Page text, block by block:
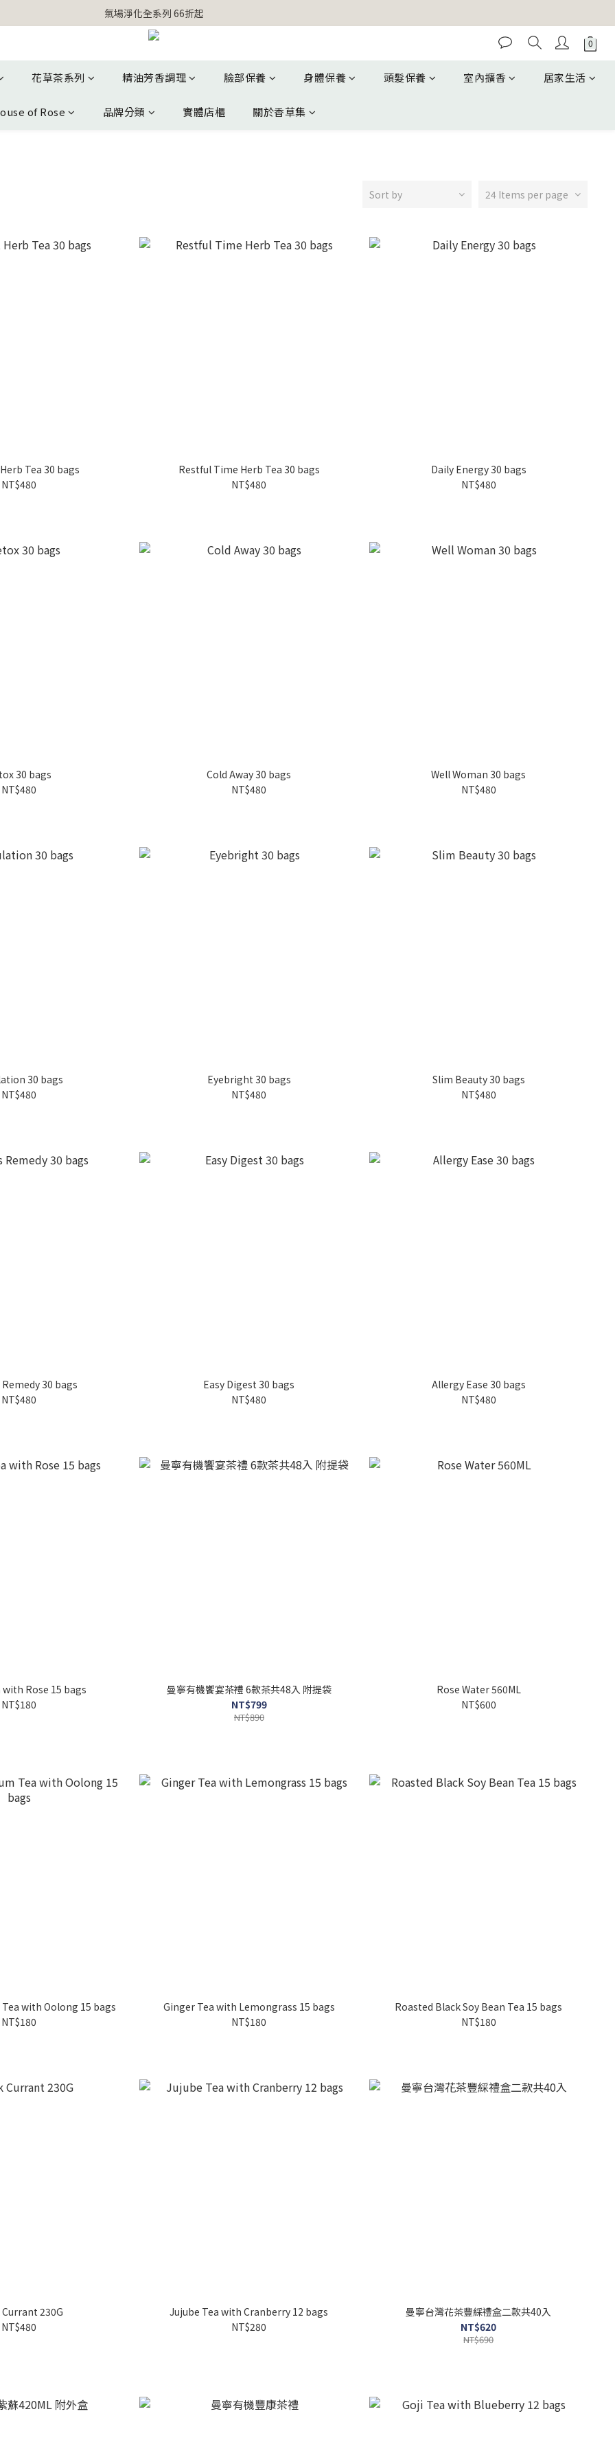
【官網獨家】首次消費 不限金額 即送 香遇熊超人行李吊牌
氣場淨化全系列 66折起
【官網獨家】首次消費 不限金額 即送 香遇熊超人行李吊牌
花草茶系列 精油芳香調理 臉部保養 身體保養 頭髮保養 室內擴香 居家生活
of Rose 品牌分類 實體店櫃 關於香草集
Sort by 24 Items per page
Tea 30 bags
NT$480
Restful Time Herb Tea 30 bags
NT$480
Daily Energy 30 bags
NT$480
30 bags
NT$480
Cold Away 30 bags
NT$480
Well Woman 30 bags
NT$480
30 bags
NT$480
Eyebright 30 bags
NT$480
Slim Beauty 30 bags
NT$480
30 bags
NT$480
Easy Digest 30 bags
NT$480
Allergy Ease 30 bags
NT$480
with Rose 15 bags
NT$180
曼寧有機饗宴茶禮 6款茶共48入 附提袋
NT$799
NT$890
Rose Water 560ML
NT$600
with Oolong 15 bags
NT$180
Ginger Tea with Lemongrass 15 bags
NT$180
Roasted Black Soy Bean Tea 15 bags
NT$180
230G
NT$480
Jujube Tea with Cranberry 12 bags
NT$280
曼寧台灣花茶豐綵禮盒二款共40入
NT$620
NT$690